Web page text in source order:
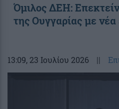
Όμιλος ΔΕΗ:
της Ουγγαρίας με
13:09, 23 Ιουλίου 2026 ||